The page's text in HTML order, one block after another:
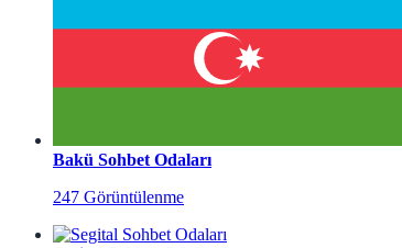
Bakü Sohbet Odaları
247 Görüntülenme